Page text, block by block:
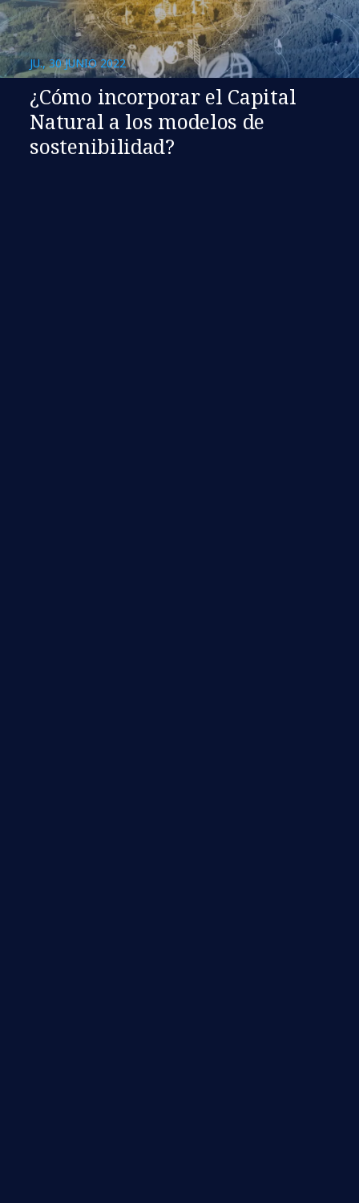
JU., 30 JUNIO 2022
¿Cómo incorporar el Capital
Natural a los modelos de
sostenibilidad?